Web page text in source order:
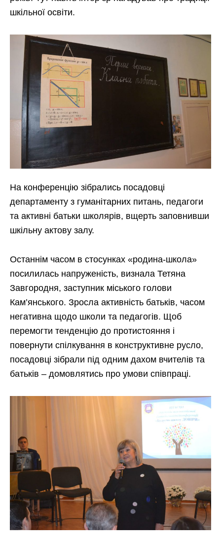
шкільної освіти.
На конференцію зібрались посадовці
департаменту з гуманітарних питань, педагоги
та активні батьки школярів, вщерть заповнивши
шкільну актову залу.
Останнім часом в стосунках «родина-школа»
посилилась напруженість, визнала Тетяна
Завгородня, заступник міського голови
Кам’янського. Зросла активність батьків, часом
негативна щодо школи та педагогів. Щоб
перемогти тенденцію до протистояння і
повернути спілкування в конструктивне русло,
посадовці зібрали під одним дахом вчителів та
батьків – домовлятись про умови співпраці.